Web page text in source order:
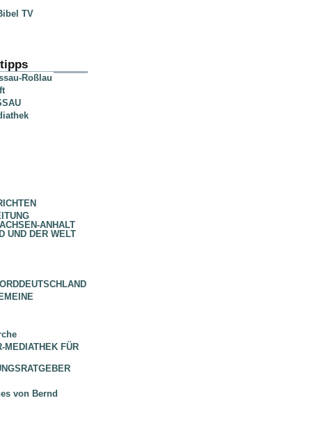
TV
Roßlau
ANHALT
UND DER WELT
FÜR
von Bernd